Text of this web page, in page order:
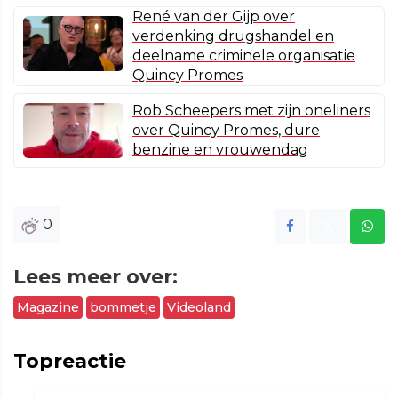
René van der Gijp over
verdenking drugshandel en
deelname criminele organisatie
Quincy Promes
Rob Scheepers met zijn oneliners
over Quincy Promes, dure
benzine en vrouwendag
0
Lees meer over:
Magazine bommetje Videoland
Topreactie